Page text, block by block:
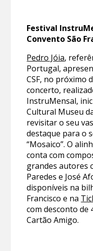
Festival
Convento São
Pedro Jóia,
Portugal,
CSF, no próximo
concerto,
InstruMensal,
Cultural Museu
revisitar o seu
destaque para o
“Mosaico”. O
conta com
grandes autores
Paredes e José
disponíveis na
Francisco e na
com desconto de
Cartão Amigo.